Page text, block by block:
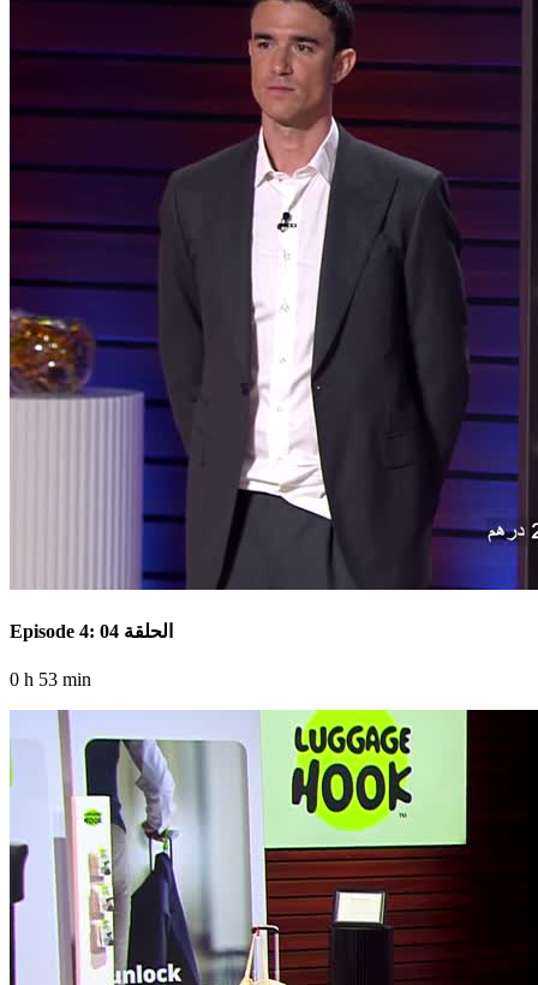
Episode 4: الحلقة 04
0 h 53 min